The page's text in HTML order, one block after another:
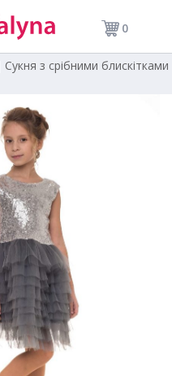
0
Сукня з срібними блискітками